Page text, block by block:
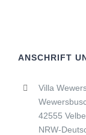
ANSCHRIFT
Villa
42555
NRW-